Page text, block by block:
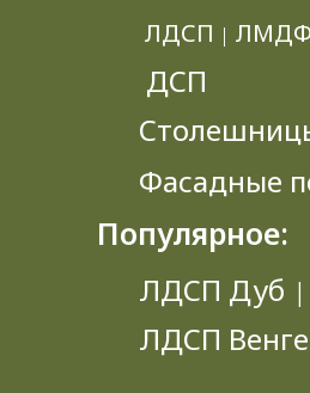
ЛДСП | ЛМДФ
ДСП
Фасадные
Популярное:
ЛДСП Дуб |
ЛДСП Венге